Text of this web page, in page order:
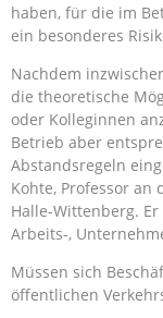
haben, für die im
ein besonderes
Nachdem
die theoretische
oder Kolleginnen
Betrieb aber
Abstandsregeln
Kohte, Professor
Halle-Wittenberg.
Arbeits-,
Müssen sich
öffentlichen